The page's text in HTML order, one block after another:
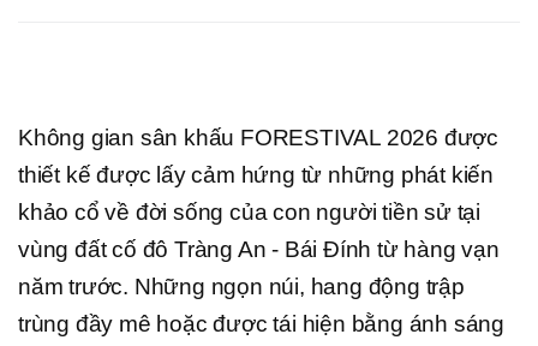
Không gian sân khấu FORESTIVAL 2026 được
thiết kế được lấy cảm hứng từ những phát kiến
khảo cổ về đời sống của con người tiền sử tại
vùng đất cố đô Tràng An - Bái Đính từ hàng vạn
năm trước. Những ngọn núi, hang động trập
trùng đầy mê hoặc được tái hiện bằng ánh sáng